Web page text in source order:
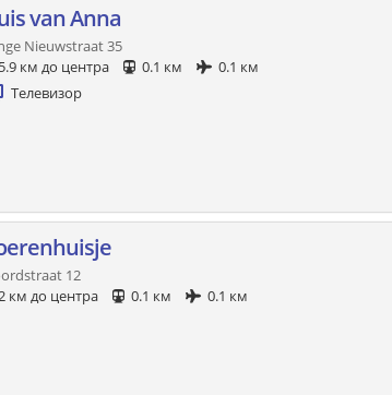
van Anna
Nieuwstraat 35
км до центра
0.1 км
0.1 км
Телевизор
12
км до центра
0.1 км 0.1 км